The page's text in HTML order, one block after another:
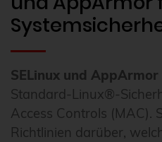
SELinux und AppArmor
Standard-Linux®-
Access Controls (MAC).
Richtlinien darüber,